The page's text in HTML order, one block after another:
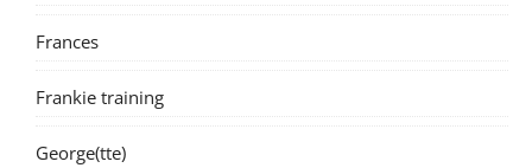
Frances
Frankie training
George(tte)